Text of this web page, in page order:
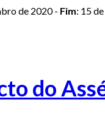
de 2020 - Fim: 15
do